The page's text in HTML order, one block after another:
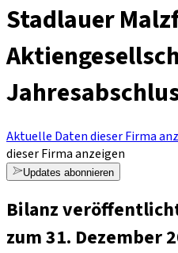
Stadlauer
Aktuelle Daten dieser Firma
dieser Firma anzeigen
Updates abonnieren
Bilanz
zum 31. Dezember